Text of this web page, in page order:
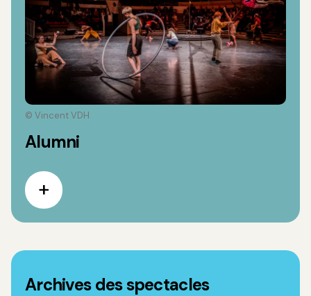
© Vincent VDH
Alumni
Archives des spectacles